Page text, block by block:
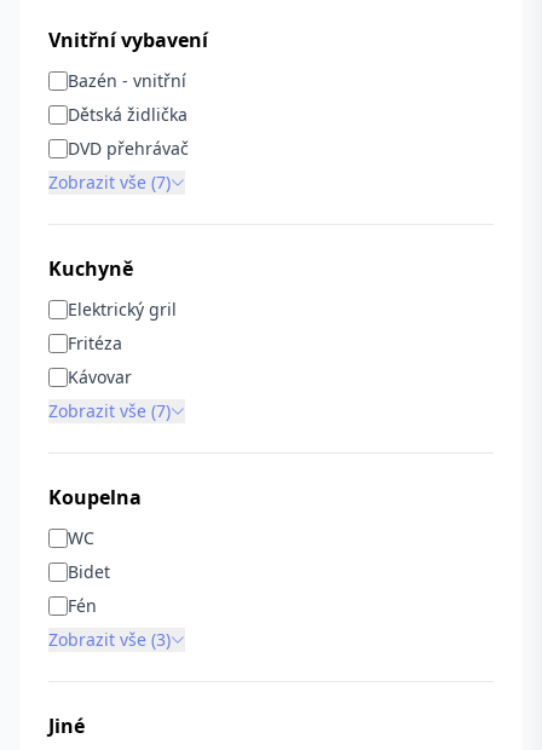
Vnitřní vybavení
Bazén - vnitřní
Dětská židlička
DVD přehrávač
Zobrazit vše (7)
Kuchyně
Elektrický gril
Fritéza
Kávovar
Zobrazit vše (7)
Koupelna
WC
Bidet
Fén
Zobrazit vše (3)
Jiné